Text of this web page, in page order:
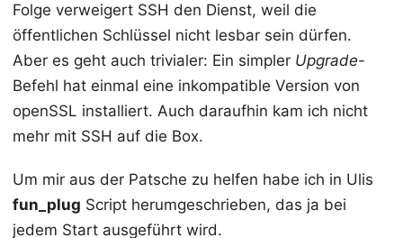
Folge verweigert SSH den Dienst, weil die
öffentlichen Schlüssel nicht lesbar sein dürfen.
Aber es geht auch trivialer: Ein simpler Upgrade-
Befehl hat einmal eine inkompatible Version von
openSSL installiert. Auch daraufhin kam ich nicht
mehr mit SSH auf die Box.
Um mir aus der Patsche zu helfen habe ich in Ulis
fun_plug Script herumgeschrieben, das ja bei
jedem Start ausgeführt wird.